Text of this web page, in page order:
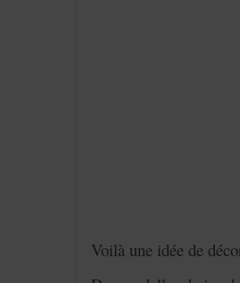
Voilà une idée de